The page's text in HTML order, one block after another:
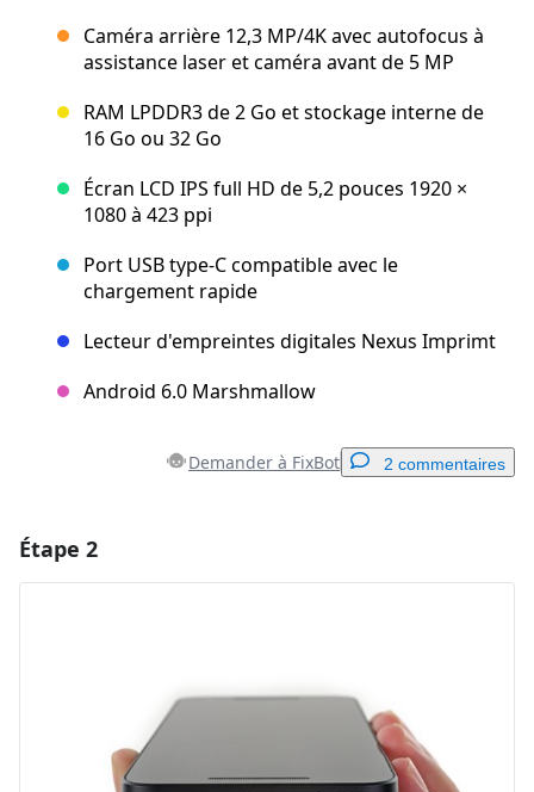
Caméra arrière 12,3 MP/4K avec autofocus à
assistance laser et caméra avant de 5 MP
RAM LPDDR3 de 2 Go et stockage interne de
16 Go ou 32 Go
Écran LCD IPS full HD de 5,2 pouces 1920 ×
1080 à 423 ppi
Port USB type-C compatible avec le
chargement rapide
Lecteur d'empreintes digitales Nexus Imprimt
Android 6.0 Marshmallow
Demander à FixBot 2 commentaires
Publier un commentaire
Étape 2